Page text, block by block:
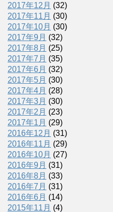
2017年12月 (32)
2017年11月 (30)
2017年10月 (30)
2017年9月 (32)
2017年8月 (25)
2017年7月 (35)
2017年6月 (32)
2017年5月 (30)
2017年4月 (28)
2017年3月 (30)
2017年2月 (23)
2017年1月 (29)
2016年12月 (31)
2016年11月 (29)
2016年10月 (27)
2016年9月 (31)
2016年8月 (33)
2016年7月 (31)
2016年6月 (14)
2015年11月 (4)